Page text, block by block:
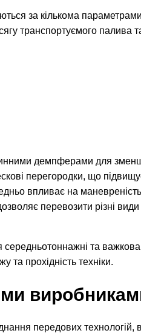
за кількома
транспортуємого палива
демпферами для
перегородки, що
впливає на маневреність
перевозити різні
та
прохідність техніки.
передових технологій,